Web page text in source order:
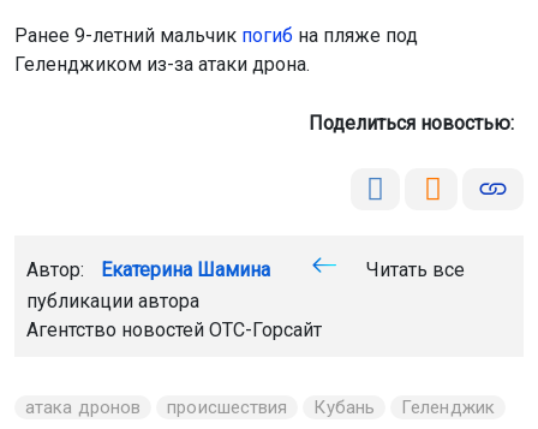
Ранее 9-летний мальчик погиб на пляже под
Геленджиком из-за атаки дрона.
Поделиться новостью:
Автор: Екатерина Шамина
Читать все
публикации автора
Агентство новостей ОТС-Горсайт
атака дронов происшествия Кубань Геленджик